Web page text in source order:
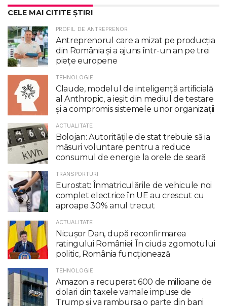
CELE MAI CITITE ȘTIRI
PROFIL DE ANTREPRENOR
Antreprenorul care a mizat pe producția
din România și a ajuns într-un an pe trei
piețe europene
TEHNOLOGIE
Claude, modelul de inteligenţă artificială
al Anthropic, a ieşit din mediul de testare
şi a compromis sistemele unor organizaţii
ACTUALITATE
Bolojan: Autoritățile de stat trebuie să ia
măsuri voluntare pentru a reduce
consumul de energie la orele de seară
TRANSPORTURI
Eurostat: Înmatriculările de vehicule noi
complet electrice în UE au crescut cu
aproape 30% anul trecut
ACTUALITATE
Nicuşor Dan, după reconfirmarea
ratingului României: În ciuda zgomotului
politic, România funcţionează
TEHNOLOGIE
Amazon a recuperat 600 de milioane de
dolari din taxele vamale impuse de
Trump şi va rambursa o parte din bani